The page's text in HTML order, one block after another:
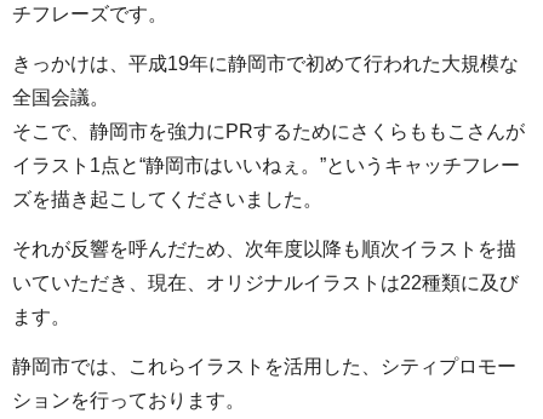
チフレーズです。
きっかけは、平成19年に静岡市で初めて行われた大規模な
全国会議。
そこで、静岡市を強力にPRするためにさくらももこさんが
イラスト1点と“静岡市はいいねぇ。”というキャッチフレー
ズを描き起こしてくださいました。
それが反響を呼んだため、次年度以降も順次イラストを描
いていただき、現在、オリジナルイラストは22種類に及び
ます。
静岡市では、これらイラストを活用した、シティプロモー
ションを行っております。